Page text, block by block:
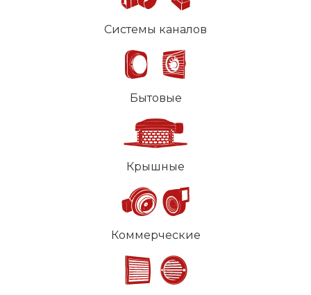
Системы каналов
Бытовые
Крышные
Коммерческие